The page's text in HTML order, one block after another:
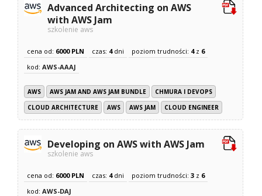
Advanced Architecting on AWS
with AWS Jam
szkolenie aws
cena od: 6000 PLN czas: 4dni poziom trudności: 4z 6
kod:AWS-AAAJ
AWS AWS JAM AND AWS JAM BUNDLE
CHMURA I DEVOPS
CLOUD ARCHITECTURE
AWS AWS JAM CLOUD ENGINEER
Developing on AWS with AWS Jam
szkolenie aws
cena od: 6000 PLN czas: 4dni poziom trudności:3 z 6
kod:AWS-DAJ